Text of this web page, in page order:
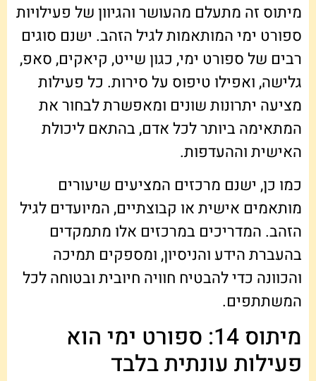
מיתוס זה מתעלם מהעושר והגיוון של פעילויות
ספורט ימי המותאמות לגיל הזהב. ישנם סוגים
רבים של ספורט ימי, כגון שייט, קיאקים, סאפ,
גלישה, ואפילו טיפוס על סירות. כל פעילות
מציעה יתרונות שונים ומאפשרת לבחור את
המתאימה ביותר לכל אדם, בהתאם ליכולת
האישית וההעדפות.
כמו כן, ישנם מרכזים המציעים שיעורים
מותאמים אישית או קבוצתיים, המיועדים לגיל
הזהב. המדריכים במרכזים אלו מתמקדים
בהעברת הידע והניסיון, ומספקים תמיכה
והכוונה כדי להבטיח חוויה חיובית ובטוחה לכל
המשתתפים.
מיתוס 14: ספורט ימי הוא
פעילות עונתית בלבד